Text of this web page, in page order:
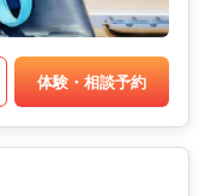
体験・相談予約